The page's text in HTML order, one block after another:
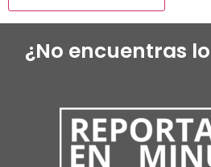
¿No encuentras